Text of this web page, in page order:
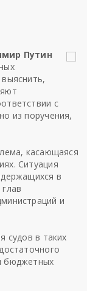
Путин
с
из поручения,
касающаяся
Ситуация
в
и
судов в таких
бюджетных